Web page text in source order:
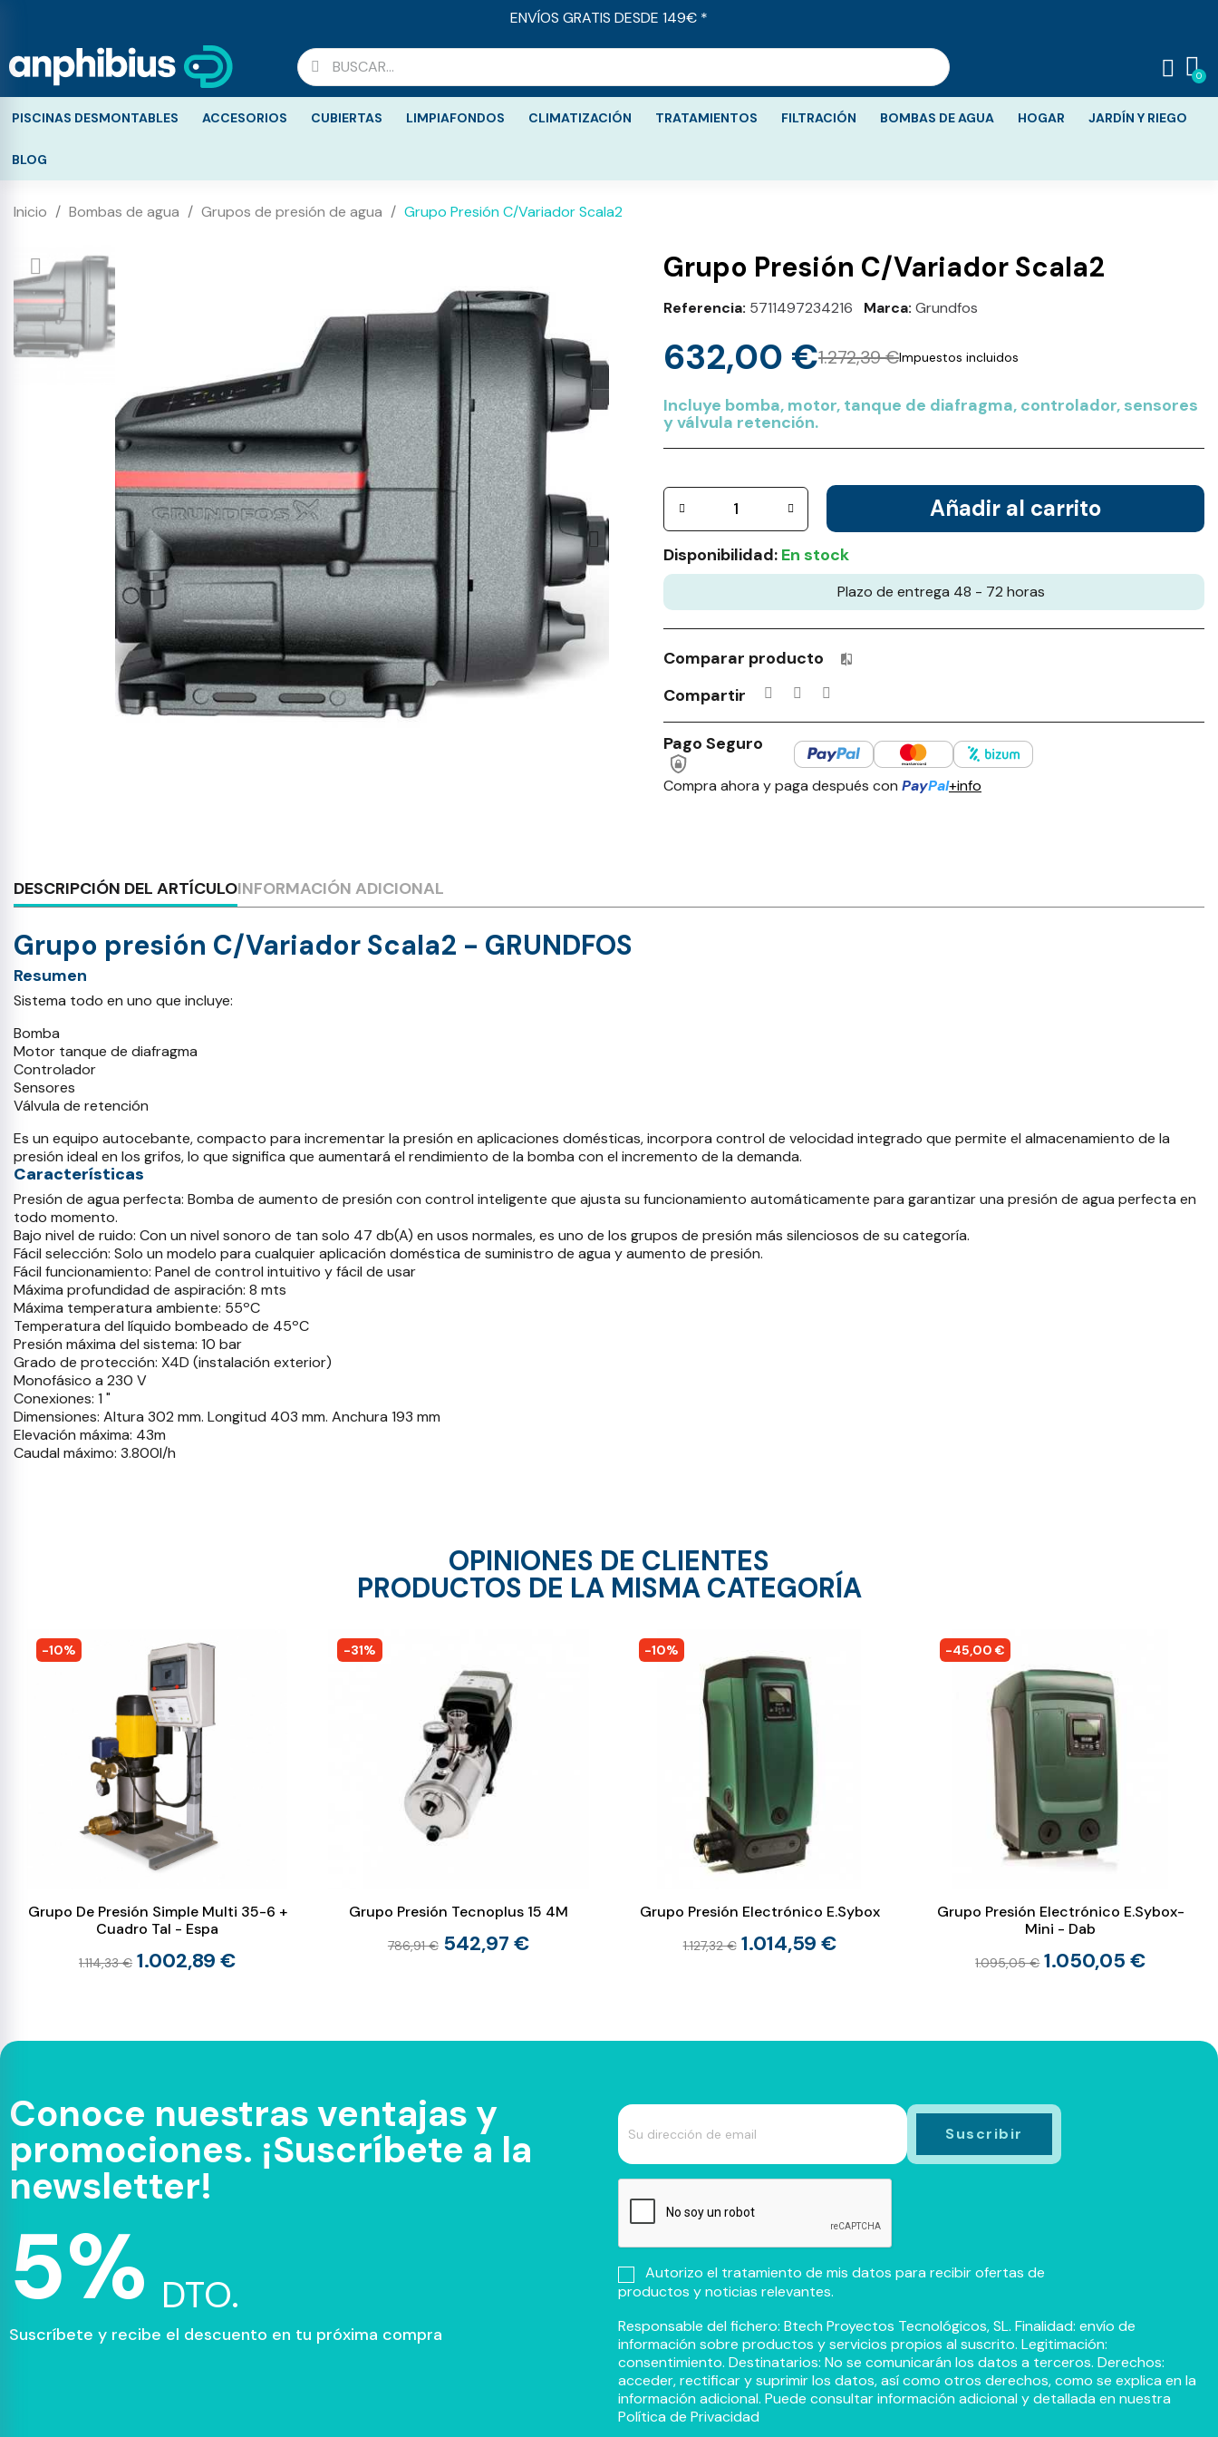
ENVÍOS GRATIS DESDE 149€ *
PISCINAS DESMONTABLES ACCESORIOS CUBIERTAS LIMPIAFONDOS CLIMATIZACIÓN TRATAMIENTOS FILTRACIÓN BOMBAS DE AGUA HOGAR JARDÍN Y RIEGO
BLOG
Inicio Bombas de agua Grupos de presión de agua Grupo Presión C/Variador Scala2
Grupo Presión C/Variador Scala2
Referencia 5711497234216 Marca Grundfos
1.272,39 €
632,00 € Impuestos incluidos
Incluye bomba, motor, tanque de diafragma, controlador, sensores
y válvula retención.
Añadir al carrito
Disponibilidad: En stock
Plazo de entrega 48 - 72 horas
Comparar producto Productos incluidos en tu lista de comparación: 0 / 4
Compartir
Pago Seguro
Compra ahora y paga después con PayPal+info
DESCRIPCIÓN DEL ARTÍCULOINFORMACIÓN ADICIONAL
Grupo presión C/Variador Scala2 - GRUNDFOS
Resumen
Sistema todo en uno que incluye:
Bomba
Motor tanque de diafragma
Controlador
Sensores
Válvula de retención
Es un equipo autocebante, compacto para incrementar la presión en aplicaciones domésticas, incorpora control de velocidad integrado que permite el almacenamiento de la
presión ideal en los grifos, lo que significa que aumentará el rendimiento de la bomba con el incremento de la demanda.
Características
Presión de agua perfecta: Bomba de aumento de presión con control inteligente que ajusta su funcionamiento automáticamente para garantizar una presión de agua perfecta en
todo momento.
Bajo nivel de ruido: Con un nivel sonoro de tan solo 47 db(A) en usos normales, es uno de los grupos de presión más silenciosos de su categoría.
Fácil selección: Solo un modelo para cualquier aplicación doméstica de suministro de agua y aumento de presión.
Fácil funcionamiento: Panel de control intuitivo y fácil de usar
Máxima profundidad de aspiración: 8 mts
Máxima temperatura ambiente: 55ºC
Temperatura del líquido bombeado de 45ºC
Presión máxima del sistema: 10 bar
Grado de protección: X4D (instalación exterior)
Monofásico a 230 V
Conexiones: 1 "
Dimensiones: Altura 302 mm. Longitud 403 mm. Anchura 193 mm
Elevación máxima: 43m
Caudal máximo: 3.800l/h
OPINIONES DE CLIENTES
PRODUCTOS DE LA MISMA CATEGORÍA
-10%
Grupo De Presión Simple Multi 35-6 +
Cuadro Tal - Espa
1.114,33 € 1.002,89 €
-31%
Grupo Presión Tecnoplus 15 4M
786,91 € 542,97 €
-10%
Grupo Presión Electrónico E.Sybox
1.127,32 € 1.014,59 €
-45,00 €
Grupo Presión Electrónico E.Sybox-
Mini - Dab
1.095,05 € 1.050,05 €
Conoce nuestras ventajas y
promociones. ¡Suscríbete a la
newsletter!
5% DTO.
Suscríbete y recibe el descuento en tu próxima compra
Autorizo el tratamiento de mis datos para recibir ofertas de
productos y noticias relevantes.
Responsable del fichero: Btech Proyectos Tecnológicos, SL. Finalidad: envío de
información sobre productos y servicios propios al suscrito. Legitimación:
consentimiento. Destinatarios: No se comunicarán los datos a terceros. Derechos:
acceder, rectificar y suprimir los datos, así como otros derechos, como se explica en la
información adicional. Puede consultar información adicional y detallada en nuestra
Política de Privacidad